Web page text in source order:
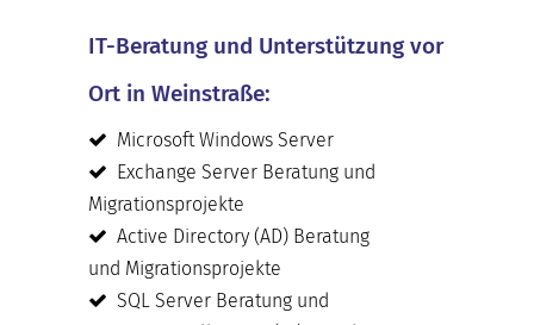
IT-Beratung und Unterstützung vor
Ort in Weinstraße:
Microsoft Windows Server
Exchange Server Beratung und
Migrationsprojekte
Active Directory (AD) Beratung
und Migrationsprojekte
SQL Server Beratung und